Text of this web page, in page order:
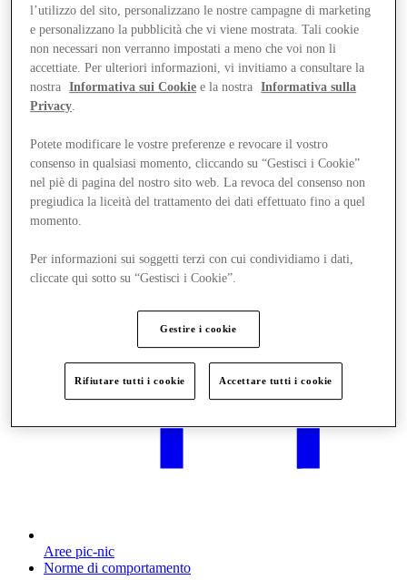
Eventi & Visite Guidate
Aree pic-nic
Norme di comportamento
l’utilizzo del sito, personalizzano le nostre campagne di marketing
e personalizzano la pubblicità che vi viene mostrata. Tali cookie
non necessari non verranno impostati a meno che voi non li
accettiate. Per ulteriori informazioni, vi invitiamo a consultare la
nostra
Informativa sui Cookie e la nostra
Informativa sulla
Privacy.
Potete modificare le vostre preferenze e revocare il vostro
consenso in qualsiasi momento, cliccando su “Gestisci i Cookie”
nel piè di pagina del nostro sito web. La revoca del consenso non
pregiudica la liceità del trattamento dei dati effettuato fino a quel
momento.
Per informazioni sui soggetti terzi con cui condividiamo i dati,
cliccate qui sotto su “Gestisci i Cookie”.
Gestire i cookie
Rifiutare tutti i cookie Accettare tutti i cookie